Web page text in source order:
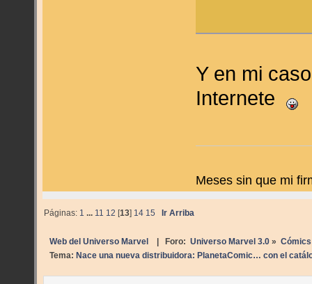
Y en mi
Internete
Meses sin que mi
Páginas: 1 ... 11 12 [13] 14 15 Ir Arriba
Web del Universo Marvel | Foro: Universo Marvel 3.0» Cómics
Tema: Nace una nueva distribuidora: PlanetaComic… con el